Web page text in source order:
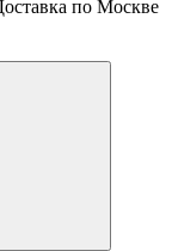
по Москве